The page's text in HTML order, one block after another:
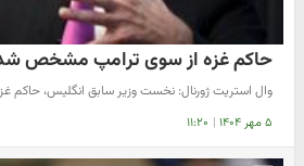
حاکم غزه از سوی ترامپ مشخص
وال استریت ژورنال: نخست وزیر سابق انگلیس، حاکم
۵ مهر ۱۴۰۴ | ۱۱:۲۰